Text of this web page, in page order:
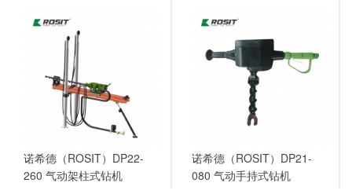
诺希德（ROSIT）DP22-
260 气动架柱式钻机
诺希德（ROSIT）DP21-
080 气动手持式钻机